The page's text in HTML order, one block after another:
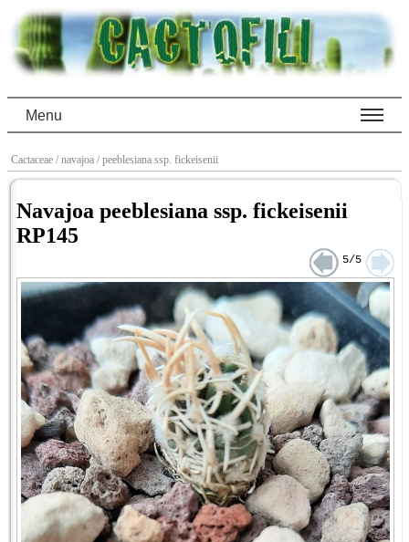
Menu
Cactaceae / navajoa / peeblesiana ssp. fickeisenii
Navajoa peeblesiana ssp. fickeisenii
RP145
5/5